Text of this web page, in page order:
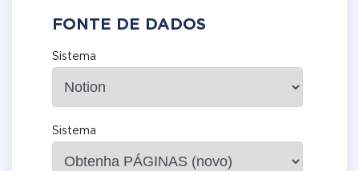
FONTE DE DADOS
Sistema
Sistema